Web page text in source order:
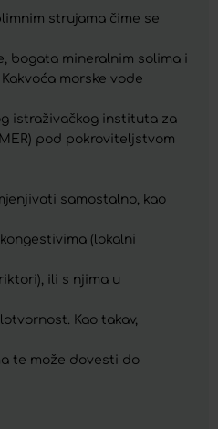
strujama čime se
bogata mineralnim solima i
morske vode
istraživačkog instituta za
pod pokroviteljstvom
samostalno, kao
(lokalni
ili s njima u
Kao takav,
te može dovesti do